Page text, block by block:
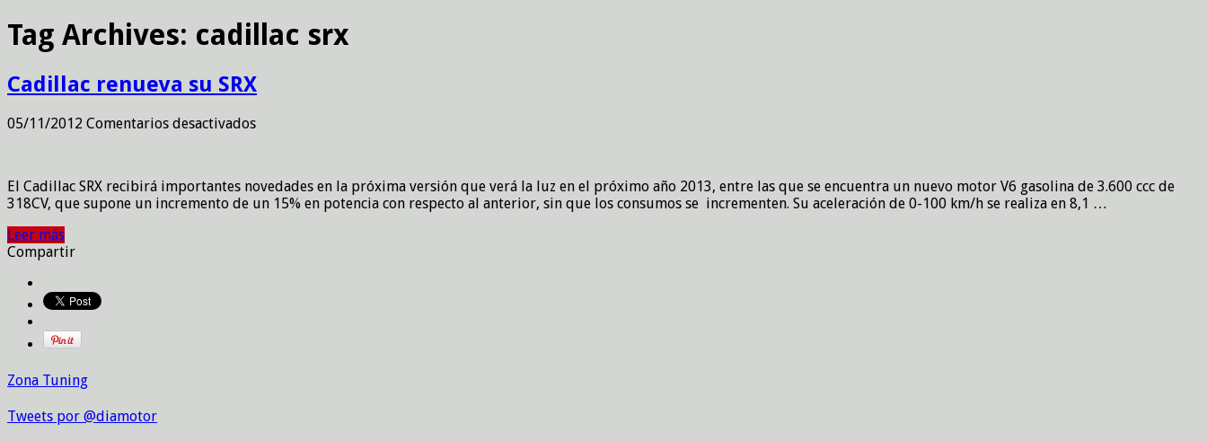
Tag Archives: cadillac srx
Cadillac renueva su SRX
05/11/2012 Comentarios desactivadosen
SRX
El Cadillac SRX recibirá importantes novedades en la próxima versión que verá la luz en el próximo año 2013, entre las que se encuentra un nuevo motor V6 gasolina de 3.600 ccc de
318CV, que supone un incremento de un 15% en potencia con respecto al anterior, sin que los consumos se incrementen. Su aceleración de 0-100 km/h se realiza en 8,1 …
Leer más
Compartir
Zona Tuning
Tweets por @diamotor